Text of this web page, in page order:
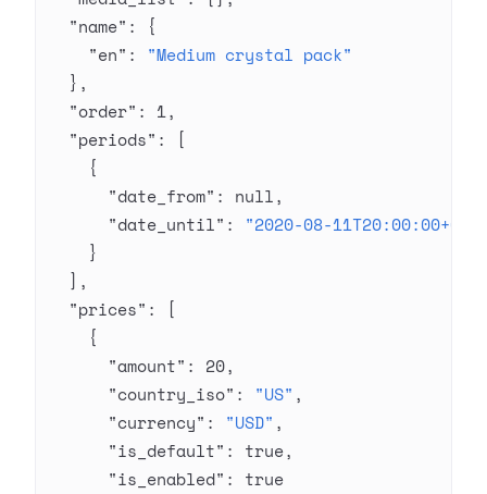
  "name"
: {
    "en"
: "Medium crystal pack"
  },
  "order"
: 1,
  "periods"
: [
    {
      "date_from"
: null,
      "date_until"
: "2020-08-
    }
  ],
  "prices"
: [
    {
      "amount"
: 20,
      "country_iso"
: "US" ,
      "currency"
: "USD" ,
      "is_default"
: true,
      "is_enabled"
: true